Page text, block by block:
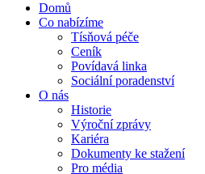
Domů
Co nabízíme
Tísňová péče
Ceník
Povídavá linka
Sociální poradenství
O nás
Historie
Výroční zprávy
Kariéra
Dokumenty ke stažení
Pro média